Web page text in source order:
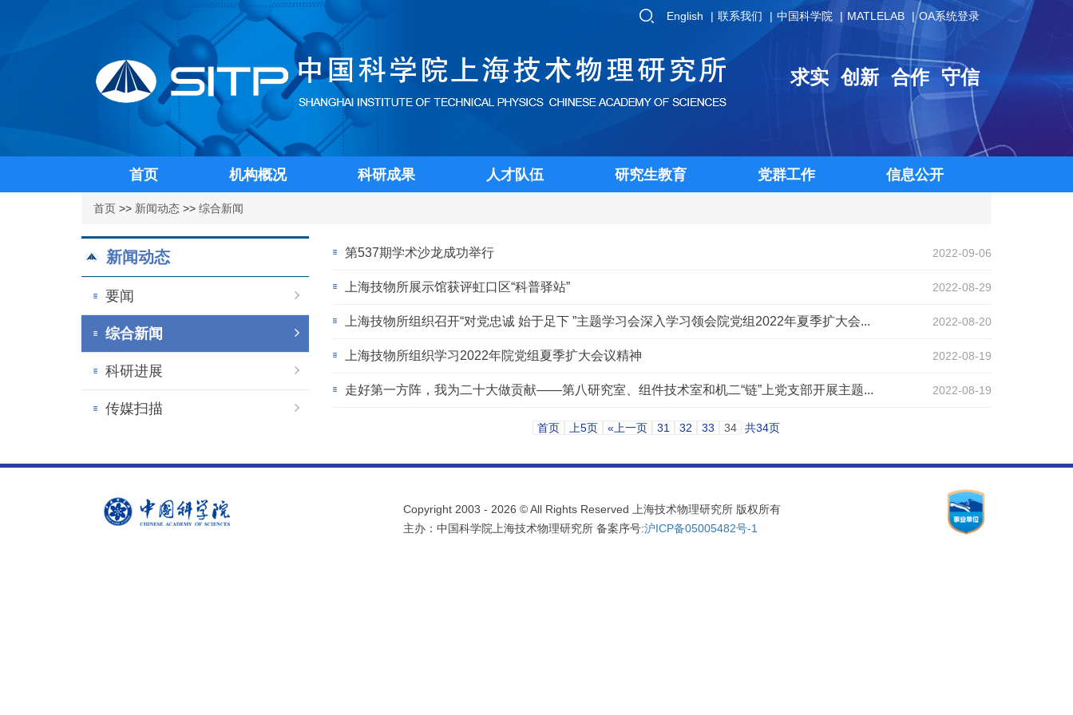
English 联系我们 中国科学院 MATLELAB OA系统登录
求实 创新 合作 守信
首页 机构概况 科研成果 人才队伍 研究生教育 党群工作 信息公开
首页 >> 新闻动态 >> 综合新闻
新闻动态
要闻
综合新闻
科研进展
传媒扫描
第537期学术沙龙成功举行 2022-09-06
上海技物所展示馆获评虹口区“科普驿站” 2022-08-29
上海技物所组织召开“对党忠诚 始于足下 ”主题学习会深入学习领会院党组2022年夏季扩大会... 2022-08-20
上海技物所组织学习2022年院党组夏季扩大会议精神 2022-08-19
走好第一方阵，我为二十大做贡献——第八研究室、组件技术室和机二“链”上党支部开展主题... 2022-08-19
首页 上5页 «上一页 31 32 33 34 共34页
Copyright 2003 - 2026 © All Rights Reserved 上海技术物理研究所 版权所有
主办：中国科学院上海技术物理研究所 备案序号:沪ICP备05005482号-1